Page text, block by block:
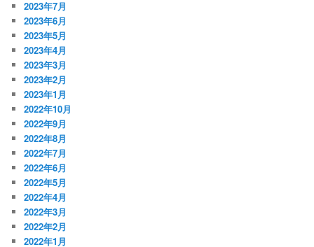
2023年7月
2023年6月
2023年5月
2023年4月
2023年3月
2023年2月
2023年1月
2022年10月
2022年9月
2022年8月
2022年7月
2022年6月
2022年5月
2022年4月
2022年3月
2022年2月
2022年1月